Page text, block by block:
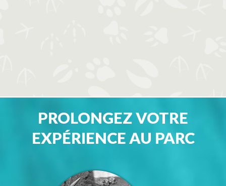
PROLONGEZ VOTRE
EXPÉRIENCE AU PARC